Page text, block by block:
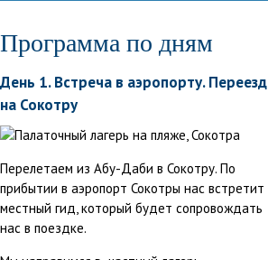
Программа по дням
День 1. Встреча в аэропорту. Переезд
на Сокотру
Перелетаем из Абу-Даби в Сокотру. По
прибытии в аэропорт Сокотры нас встретит
местный гид, который будет сопровождать
нас в поездке.